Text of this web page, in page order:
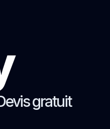
gratuit